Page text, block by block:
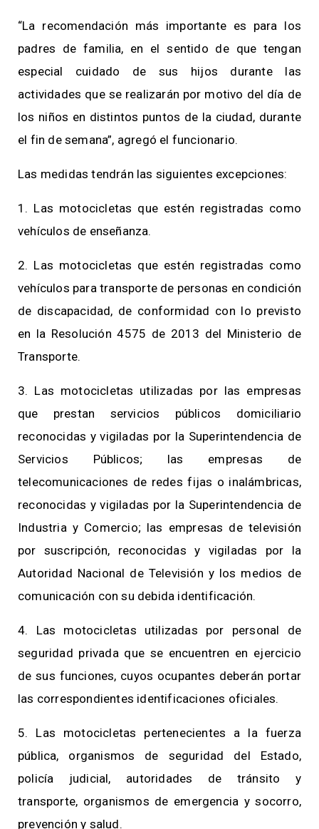
“La recomendación más importante es para los
padres de familia, en el sentido de que tengan
especial cuidado de sus hijos durante las
actividades que se realizarán por motivo del día de
los niños en distintos puntos de la ciudad, durante
el fin de semana”, agregó el funcionario.
Las medidas tendrán las siguientes excepciones:
1. Las motocicletas que estén registradas como
vehículos de enseñanza.
2. Las motocicletas que estén registradas como
vehículos para transporte de personas en condición
de discapacidad, de conformidad con lo previsto
en la Resolución 4575 de 2013 del Ministerio de
Transporte.
3. Las motocicletas utilizadas por las empresas
que prestan servicios públicos domiciliario
reconocidas y vigiladas por la Superintendencia de
Servicios Públicos; las empresas de
telecomunicaciones de redes fijas o inalámbricas,
reconocidas y vigiladas por la Superintendencia de
Industria y Comercio; las empresas de televisión
por suscripción, reconocidas y vigiladas por la
Autoridad Nacional de Televisión y los medios de
comunicación con su debida identificación.
4. Las motocicletas utilizadas por personal de
seguridad privada que se encuentren en ejercicio
de sus funciones, cuyos ocupantes deberán portar
las correspondientes identificaciones oficiales.
5. Las motocicletas pertenecientes a la fuerza
pública, organismos de seguridad del Estado,
policía judicial, autoridades de tránsito y
transporte, organismos de emergencia y socorro,
prevención y salud.